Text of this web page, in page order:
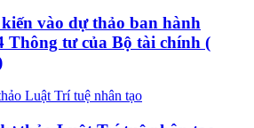
vào dự thảo ban hành
Thông tư của Bộ tài chính (